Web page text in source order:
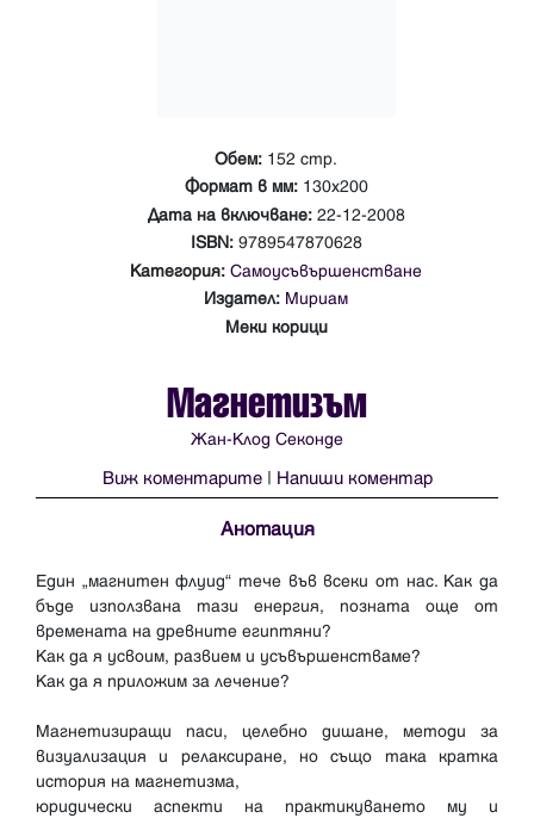
Обем: 152 стр.
Формат в мм: 130х200
Дата на включване: 22-12-2008
ISBN: 9789547870628
Категория: Самоусъвършенстване
Издател: Мириам
Меки корици
Магнетизъм
Жан-Клод Секонде
Виж коментарите | Напиши коментар
Анотация
Един „магнитен флуид“ тече във всеки от нас. Как да
бъде използвана тази енергия, позната още от
времената на древните египтяни?
Как да я усвоим, развием и усъвършенстваме?
Как да я приложим за лечение?
Магнетизиращи паси, целебно дишане, методи за
визуализация и релаксиране, но също така кратка
история на магнетизма,
юридически аспекти на практикуването му и